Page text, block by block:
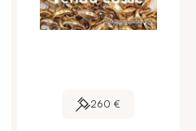
260 €